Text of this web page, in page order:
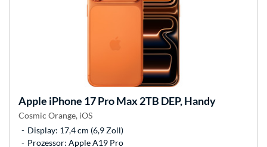
Apple iPhone 17 Pro Max 2TB DEP, Handy
Cosmic Orange, iOS
Display: 17,4 cm (6,9 Zoll)
Prozessor: Apple A19 Pro